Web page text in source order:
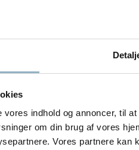
indhold og annoncer, til
om din brug af vores
Vores partnere
udsættes for. Når den
opdager dem. Derfor bliver vi
“farlig” ud. Dermed opfanger
imod, og bruger dette som
skal beskytte sig imod.
samme danne antistoffer og